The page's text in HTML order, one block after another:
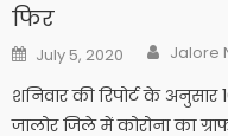
फिर
Posted
on
July 5, 2020 Author
Jalore
शनिवार की रिपोर्ट के
जालोर जिले में कोरोना का